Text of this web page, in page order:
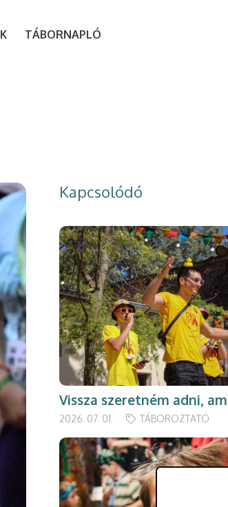
TÁBORNAPLÓ
Kapcsolódó
Vissza szeretném adni,
2026. 07. 01. TÁBOROZTATÓ